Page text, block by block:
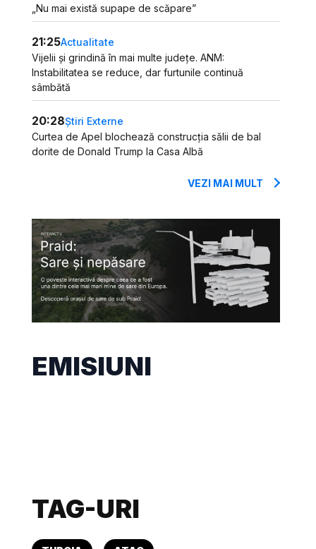
„Nu mai există supape de scăpare”
21:25Actualitate
Vijelii și grindină în mai multe județe. ANM:
Instabilitatea se reduce, dar furtunile continuă
sâmbătă
20:28Știri Externe
Curtea de Apel blochează construcția sălii de bal
dorite de Donald Trump la Casa Albă
VEZI MAI MULT
EMISIUNI
TAG-URI